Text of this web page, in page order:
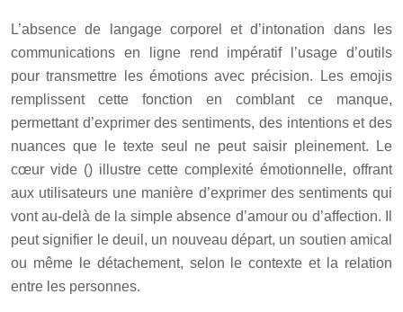
L’absence de langage corporel et d’intonation dans les
communications en ligne rend impératif l’usage d’outils
pour transmettre les émotions avec précision. Les emojis
remplissent cette fonction en comblant ce manque,
permettant d’exprimer des sentiments, des intentions et des
nuances que le texte seul ne peut saisir pleinement. Le
cœur vide () illustre cette complexité émotionnelle, offrant
aux utilisateurs une manière d’exprimer des sentiments qui
vont au-delà de la simple absence d’amour ou d’affection. Il
peut signifier le deuil, un nouveau départ, un soutien amical
ou même le détachement, selon le contexte et la relation
entre les personnes.